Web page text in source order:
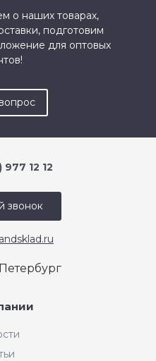
о наших товарах,
подготовим
для оптовых
977 12 12
звонок